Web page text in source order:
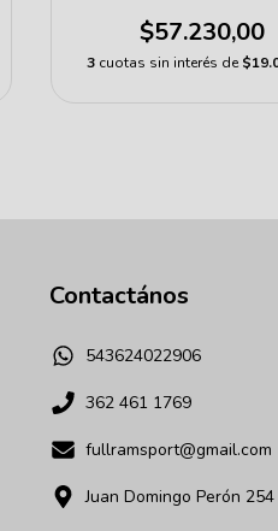
$57.230,00
3 cuotas sin interés de
Contactános
543624022906
362 461 1769
fullramsport@gmail.com
Juan Domingo Perón 254